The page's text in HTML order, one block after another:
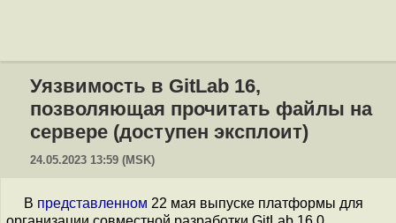
Уязвимость в GitLab 16,
позволяющая прочитать файлы на
сервере (доступен эксплоит)
24.05.2023 13:59 (MSK)
В представленном 22 мая выпуске платформы для